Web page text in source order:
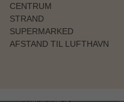
CENTRUM
STRAND
SUPERMARKED
AFSTAND TIL LUFTHAVN